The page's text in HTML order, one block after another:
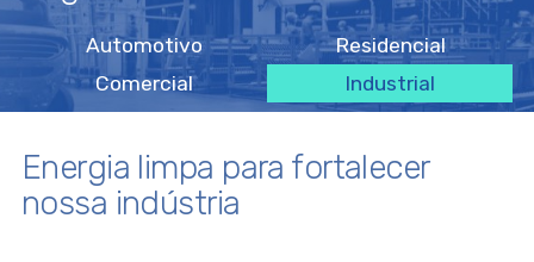
Automotivo
Residencial
Comercial
Industrial
Energia limpa para fortalecer
nossa indústria